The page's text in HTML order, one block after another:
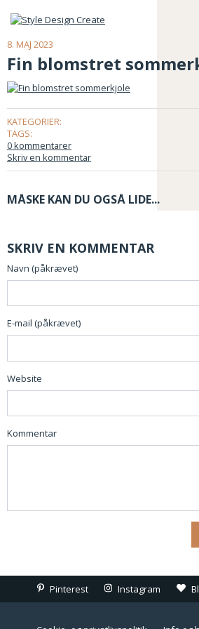
8. MAJ 2023
Fin blomstret
KATEGORIER:
TAGS:
0 kommentarer
Skriv en kommentar
MÅSKE KAN DU OGSÅ LIDE...
SKRIV EN KOMMENTAR
Navn (påkrævet)
E-mail (påkrævet)
Website
Kommentar
Pinterest Instagram